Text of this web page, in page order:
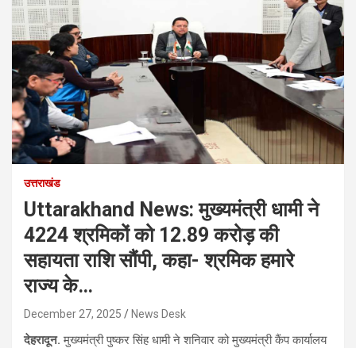
उत्तराखंड
Uttarakhand News: मुख्यमंत्री धामी ने
4224 श्रमिकों को 12.89 करोड़ की
सहायता राशि सौंपी, कहा- श्रमिक हमारे
राज्य के…
December 27, 2025 News Desk
देहरादून. मुख्यमंत्री पुष्कर सिंह धामी ने शनिवार को मुख्यमंत्री कैंप कार्यालय